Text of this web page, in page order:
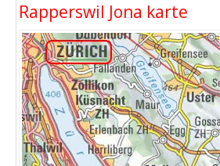
Rapperswil Jona karte